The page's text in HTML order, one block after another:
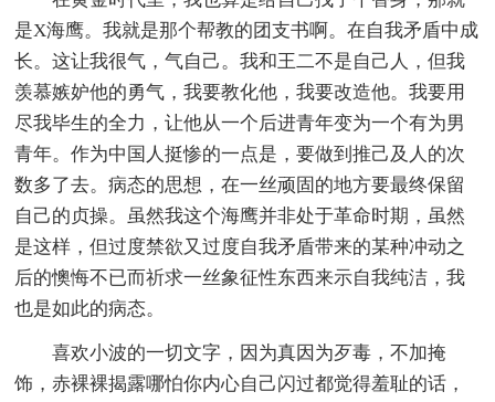
是X海鹰。我就是那个帮教的团支书啊。在自我矛盾中成
长。这让我很气，气自己。我和王二不是自己人，但我
羡慕嫉妒他的勇气，我要教化他，我要改造他。我要用
尽我毕生的全力，让他从一个后进青年变为一个有为男
青年。作为中国人挺惨的一点是，要做到推己及人的次
数多了去。病态的思想，在一丝顽固的地方要最终保留
自己的贞操。虽然我这个海鹰并非处于革命时期，虽然
是这样，但过度禁欲又过度自我矛盾带来的某种冲动之
后的懊悔不已而祈求一丝象征性东西来示自我纯洁，我
也是如此的病态。
喜欢小波的一切文字，因为真因为歹毒，不加掩
饰，赤裸裸揭露哪怕你内心自己闪过都觉得羞耻的话，